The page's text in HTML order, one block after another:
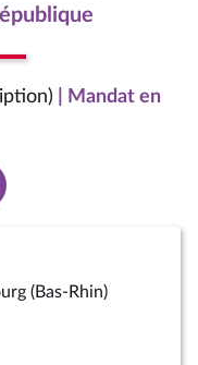
| Mandat en
(Bas-Rhin)